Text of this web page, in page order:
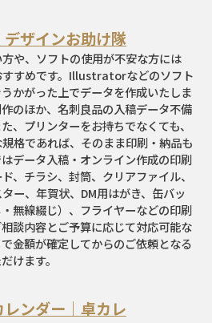
ザインお助け隊
や、ソフトの使用が不安な方には
すすめです。Illustratorなどのソフト
かがった上でデータを作成いたしま
のほか、名刺良品の入稿データ不備
、プリンターをお持ちでなくても、
規格であれば、そのまま印刷・納品も
データ入稿・オンライン作成の印刷
、チラシ、封筒、クリアファイル、
ー、年賀状、DM用はがき、缶バッ
無線綴じ）、フライヤーなどの印刷
談内容とご予算に応じて対応可能な
金額が確定してからのご依頼となる
けます。
ンダー｜卓カレ